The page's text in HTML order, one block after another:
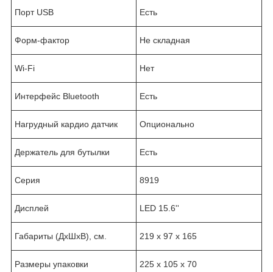
Порт USB Есть
Форм-фактор Не складная
Wi-Fi Нет
Интерфейс Bluetooth Есть
Нагрудный кардио датчик Опционально
Держатель для бутылки Есть
Серия 8919
Дисплей LED 15.6''
Габариты (ДхШхВ), см. 219 х 97 х 165
Размеры упаковки 225 х 105 х 70